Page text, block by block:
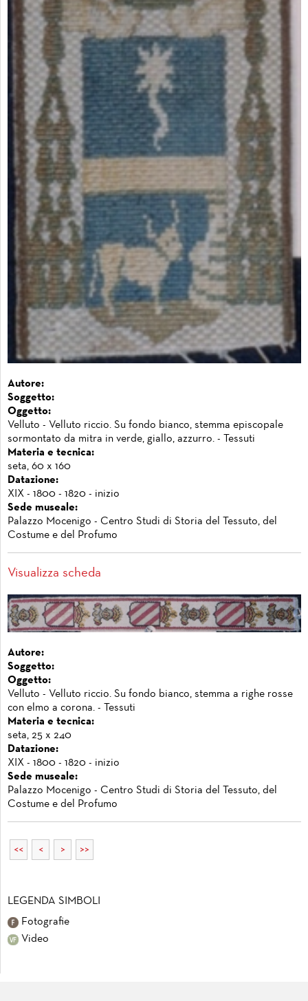
Autore:
Soggetto:
Oggetto:
Velluto - Velluto riccio. Su fondo bianco, stemma episcopale
sormontato da mitra in verde, giallo, azzurro. - Tessuti
Materia e tecnica:
seta, 60 x 160
Datazione:
XIX - 1800 - 1820 - inizio
Sede museale:
Palazzo Mocenigo - Centro Studi di Storia del Tessuto, del
Costume e del Profumo
Visualizza scheda
Autore:
Soggetto:
Oggetto:
Velluto - Velluto riccio. Su fondo bianco, stemma a righe rosse
con elmo a corona. - Tessuti
Materia e tecnica:
seta, 25 x 240
Datazione:
XIX - 1800 - 1820 - inizio
Sede museale:
Palazzo Mocenigo - Centro Studi di Storia del Tessuto, del
Costume e del Profumo
<< < > >>
LEGENDA SIMBOLI
Fotografie
Video